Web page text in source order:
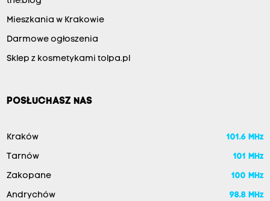
Mieszkania w Krakowie
Darmowe ogłoszenia
Sklep z kosmetykami tolpa.pl
POSŁUCHASZ NAS
Kraków 101.6 MHz
Tarnów 101 MHz
Zakopane 100 MHz
Andrychów 98.8 MHz